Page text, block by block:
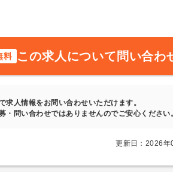
料 この求人について問い合わ
求人情報をお問い合わせいただけます。
・問い合わせではありませんのでご安心ください
更新日：2026年